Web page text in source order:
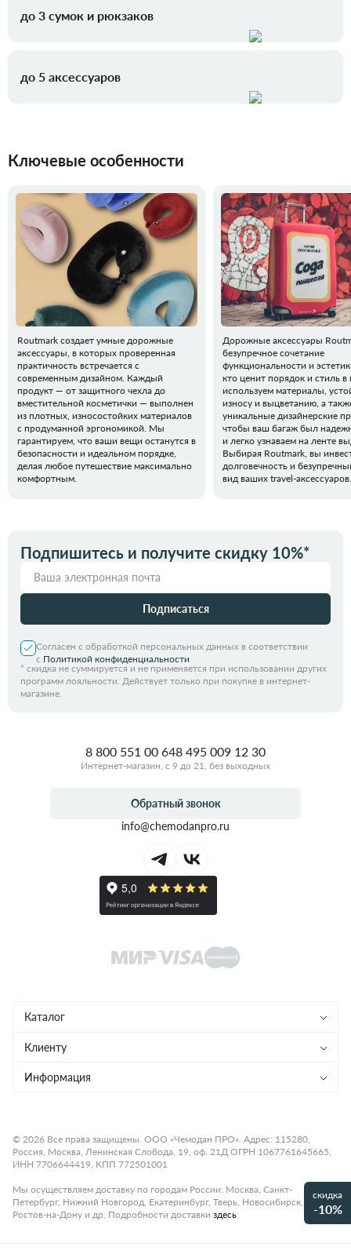
до 3 сумок и рюкзаков
до 5 аксессуаров
Ключевые особенности
Routmark создает умные дорожные
аксессуары, в которых проверенная
практичность встречается с
современным дизайном. Каждый
продукт — от защитного чехла до
вместительной косметички — выполнен
из плотных, износостойких материалов
с продуманной эргономикой. Мы
гарантируем, что ваши вещи останутся в
безопасности и идеальном порядке,
делая любое путешествие максимально
комфортным.
Дорожные аксессуары
безупречное сочетание
функциональности и
кто ценит порядок и стиль
используем материалы,
износу и выцветанию, а
уникальные дизайнерские
чтобы ваш багаж был
и легко узнаваем на ленте
Выбирая Routmark, вы
долговечность и
вид ваших travel-аксессуаров.
Подпишитесь и получите скидку 10%*
Подписаться
Согласен с обработкой персональных данных в соответствии
с Политикой конфиденциальности
* скидка не суммируется и не применяется при использовании других
программ лояльности. Действует только при покупке в интернет-
магазине.
Каталог
Чемоданы
Рюкзаки
Аксессуары
Премиум
Клиенту
Магазины
Гарантия и возврат
Карьера
Информация
Программа лояльности
Подарочные карты
Статьи
Контакты
8 800 551 00 648 495 009 12 30
Интернет-магазин, с 9 до 21, без выходных
Обратный звонок
info@chemodanpro.ru
© 2026 Все права защищены. ООО «Чемодан ПРО». Адрес: 115280,
Россия, Москва, Ленинская Слобода, 19, оф. 21Д ОГРН 1067761645665,
ИНН 7706644419, КПП 772501001
Мы осуществляем доставку по городам России: Москва, Санкт-
Петербург, Нижний Новгород, Екатеринбург, Тверь, Новосибирск,
Ростов-на-Дону и др. Подробности доставки здесь
скидка
-10%